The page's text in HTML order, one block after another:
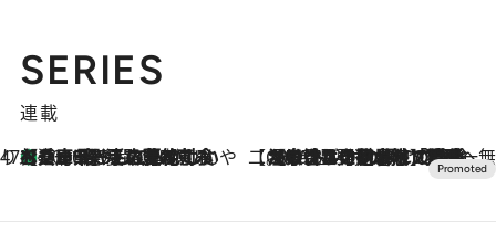
SERIES
連載
47都道府県の手みやげ ひんやりスイーツで夏を満喫
2026.8.8
【兵庫県】この夏絶対食べたい 冷やしておいしいおやつ3選 淡路島の恵みをジェラートに集約 【CREA×星野リゾート】唯一無二。癒しと発見が待つ場所へ
2026.8.7
【トンボの足水浴】ヒノキの香りに包まれて涼感マックス！約13℃の湧水かけ流しを避暑地「星野温泉 トンボの湯」で体験